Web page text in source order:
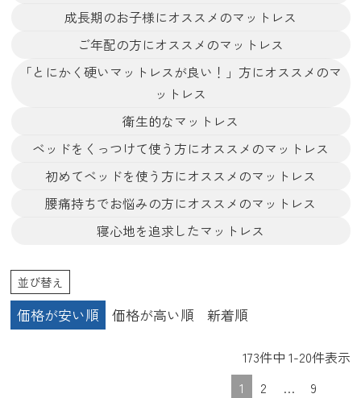
成長期のお子様にオススメのマットレス
ご年配の方にオススメのマットレス
「とにかく硬いマットレスが良い！」方にオススメのマ
ットレス
衛生的なマットレス
ベッドをくっつけて使う方にオススメのマットレス
初めてベッドを使う方にオススメのマットレス
腰痛持ちでお悩みの方にオススメのマットレス
寝心地を追求したマットレス
並び替え
価格が安い順 価格が高い順 新着順
173件中 1-20件表示
1
2 … 9